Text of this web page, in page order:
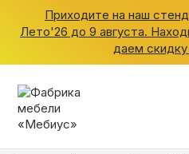
Приходите на наш
Лето'26 до 9 августа.
даем скидку
ШКАФЫ
КУХНИ